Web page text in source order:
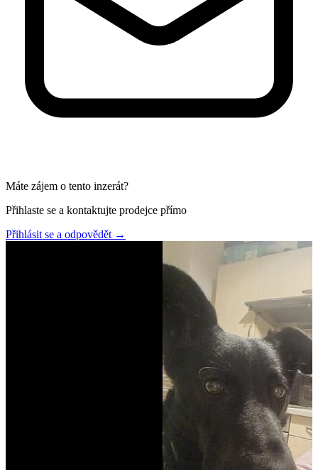
Máte zájem o tento inzerát?
Přihlaste se a kontaktujte prodejce přímo
Přihlásit se a odpovědět →